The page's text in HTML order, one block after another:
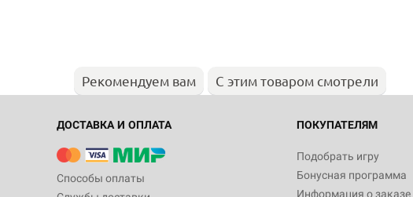
Рекомендуем вам С этим товаром смотрели
ДОСТАВКА И ОПЛАТА
Способы оплаты
ПОКУПАТЕЛЯМ
Подобрать игру
Бонусная программа
Информация о заказе